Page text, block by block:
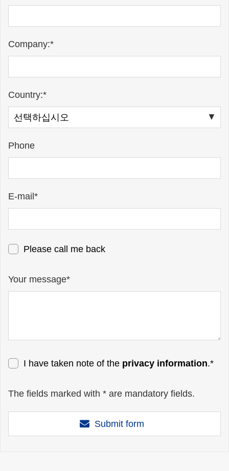
Company:*
Country:*
Phone
E-mail*
Please call me back
Your message*
I have taken note of the privacy information.*
The fields marked with * are mandatory fields.
Submit form